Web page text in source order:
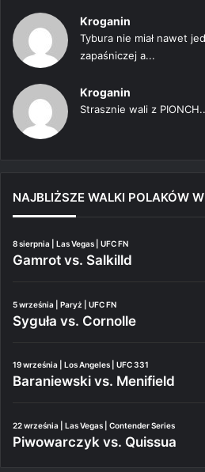
Kroganin
Tybura nie miał nawet
zapaśniczej a...
Kroganin
Strasznie wali z
NAJBLIŻSZE WALKI POLAKÓW
8 sierpnia | Las Vegas | UFC FN
Gamrot vs. Salkilld
5 września | Paryż | UFC FN
Syguła vs. Cornolle
19 września | Los Angeles | UFC 331
Baraniewski vs. Menifield
22 września | Las Vegas | Contender Series
Piwowarczyk vs. Quissua